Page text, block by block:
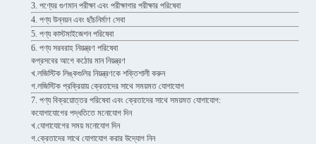
3. পণ্যের গুণমান পরীক্ষা এবং পরীক্ষাগার পরীক্ষার পরিষেবা
4. পণ্য উন্নয়ন এবং ছাঁচনির্মাণ সেবা
5. পণ্য কাস্টমাইজেশন পরিষেবা
6. পণ্য সরবরাহ নিয়ন্ত্রণ পরিষেবা
কপ্রসবের আগে কঠোর মান নিয়ন্ত্রণ
খ.লজিস্টিক লিঙ্কগুলির নিয়ন্ত্রণকে শক্তিশালী করুন
গ.লজিস্টিক প্রক্রিয়ায় ক্রেতাদের সাথে সময়মত যোগাযোগ
7. পণ্য বিক্রয়োত্তর পরিষেবা এবং ক্রেতাদের সাথে সময়মত যোগাযোগ:
কযোগাযোগের পদ্ধতিতে মনোযোগ দিন
খ.যোগাযোগের সময় মনোযোগ দিন
গ.ক্রেতাদের সাথে যোগাযোগ করার উদ্যোগ নিন